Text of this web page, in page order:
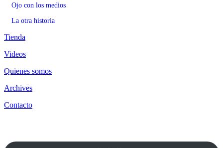
Ojo con los medios
La otra historia
Tienda
Videos
Quienes somos
Archives
Contacto